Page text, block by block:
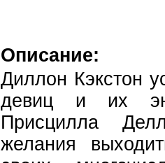
Описание:
Диллон Кэкстон
девиц и их
Присцилла
желания